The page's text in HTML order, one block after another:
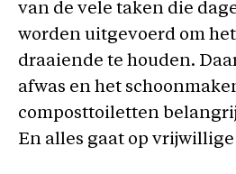
van de vele taken die
worden uitgevoerd om
draaiende te houden.
afwas en het
composttoiletten
En alles gaat op vrijwillige